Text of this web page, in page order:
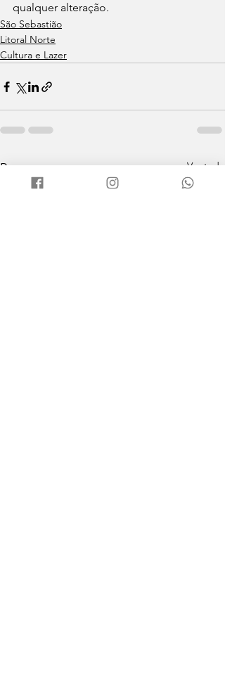
qualquer alteração.
São Sebastião
Litoral Norte
Cultura e Lazer
Posts recentes Ver tudo